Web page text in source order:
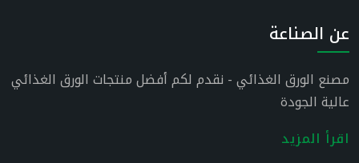
عن الصناعة
مصنع الورق الغذائي - نقدم لكم أفضل منتجات الورق الغذائي
عالية الجودة
اقرأ المزيد